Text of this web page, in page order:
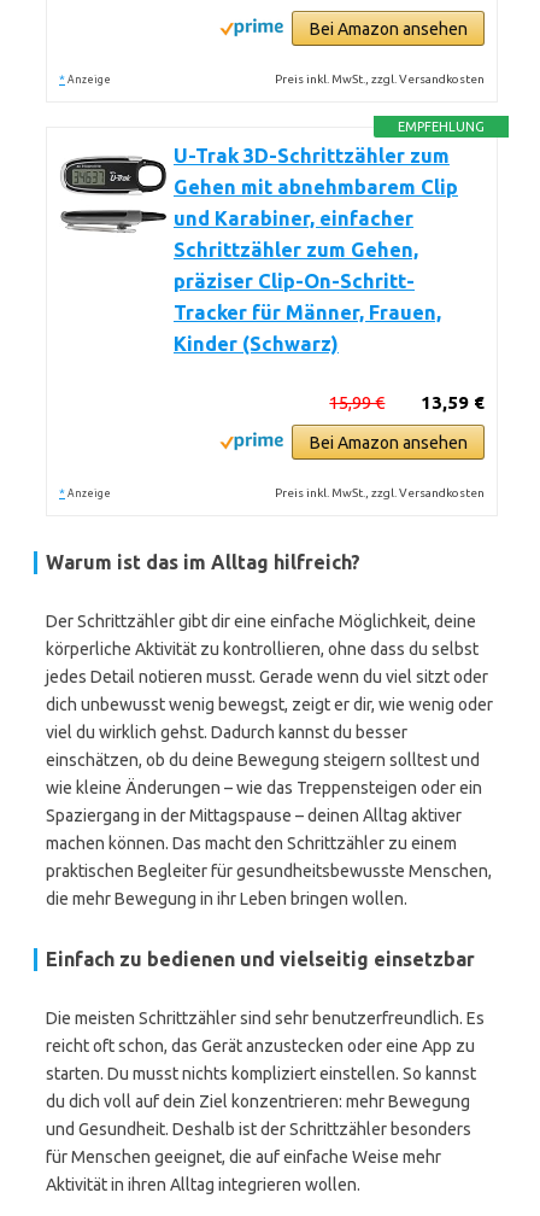
Bei Amazon ansehen
* Anzeige Preis inkl. MwSt., zzgl. Versandkosten
EMPFEHLUNG
U-Trak 3D-Schrittzähler zum
Gehen mit abnehmbarem Clip
und Karabiner, einfacher
Schrittzähler zum Gehen,
präziser Clip-On-Schritt-
Tracker für Männer, Frauen,
Kinder (Schwarz)
13,59 €
15,99 €
Bei Amazon ansehen
* Anzeige Preis inkl. MwSt., zzgl. Versandkosten
Warum ist das im Alltag hilfreich?
Der Schrittzähler gibt dir eine einfache Möglichkeit, deine
körperliche Aktivität zu kontrollieren, ohne dass du selbst
jedes Detail notieren musst. Gerade wenn du viel sitzt oder
dich unbewusst wenig bewegst, zeigt er dir, wie wenig oder
viel du wirklich gehst. Dadurch kannst du besser
einschätzen, ob du deine Bewegung steigern solltest und
wie kleine Änderungen – wie das Treppensteigen oder ein
Spaziergang in der Mittagspause – deinen Alltag aktiver
machen können. Das macht den Schrittzähler zu einem
praktischen Begleiter für gesundheitsbewusste Menschen,
die mehr Bewegung in ihr Leben bringen wollen.
Einfach zu bedienen und vielseitig einsetzbar
Die meisten Schrittzähler sind sehr benutzerfreundlich. Es
reicht oft schon, das Gerät anzustecken oder eine App zu
starten. Du musst nichts kompliziert einstellen. So kannst
du dich voll auf dein Ziel konzentrieren: mehr Bewegung
und Gesundheit. Deshalb ist der Schrittzähler besonders
für Menschen geeignet, die auf einfache Weise mehr
Aktivität in ihren Alltag integrieren wollen.